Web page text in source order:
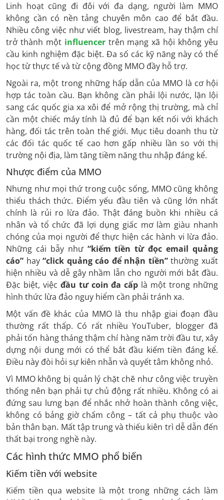
Linh hoạt cũng đi đôi với đa dạng, người làm MMO
không cần có nền tảng chuyên môn cao để bắt đầu.
Nhiều công việc như viết blog, livestream, hay thậm chí
trở thành một influencer trên mạng xã hội không yêu
cầu kinh nghiệm đặc biệt. Đa số các kỹ năng này có thể
học từ thực tế và từ cộng đồng MMO đầy hỗ trợ.
Ngoài ra, một trong những hấp dẫn của MMO là cơ hội
hợp tác toàn cầu. Bạn không cần phải lội nước, lặn lội
sang các quốc gia xa xôi để mở rộng thị trường, mà chỉ
cần một chiếc máy tính là đủ để bạn kết nối với khách
hàng, đối tác trên toàn thế giới. Mục tiêu doanh thu từ
các đối tác quốc tế cao hơn gấp nhiều lần so với thị
trường nội địa, làm tăng tiềm năng thu nhập đáng kể.
Nhược điểm của MMO
Nhưng như mọi thứ trong cuộc sống, MMO cũng không
thiếu thách thức. Điểm yếu đầu tiên và cũng lớn nhất
chính là rủi ro lừa đảo. Thật đáng buồn khi nhiều cá
nhân và tổ chức đã lợi dụng giấc mơ làm giàu nhanh
chóng của mọi người để thực hiện các hành vi lừa đảo.
Những cái bẫy như “kiếm tiền từ đọc email quảng
cáo” hay“click quảng cáo để nhận tiền”thường xuất
hiện nhiều và dễ gây nhầm lẫn cho người mới bắt đầu.
Đặc biệt, việc đầu tư coin đa cấp là một trong những
hình thức lừa đảo nguy hiểm cần phải tránh xa.
Một vấn đề khác của MMO là thu nhập giai đoạn đầu
thường rất thấp. Có rất nhiều YouTuber, blogger đã
phải tốn hàng tháng thậm chí hàng năm trời đầu tư, xây
dựng nội dung mới có thể bắt đầu kiếm tiền đáng kể.
Điều này đòi hỏi sự kiên nhẫn và quyết tâm không nhỏ.
Vì MMO không bị quản lý chặt chẽ như công việc truyền
thống nên bạn phải tự chủ động rất nhiều. Không có ai
đứng sau lưng bạn để nhắc nhở hoàn thành công việc,
không có bảng giờ chấm công – tất cả phụ thuộc vào
bản thân bạn. Mất tập trung và thiếu kiên trì dễ dẫn đến
thất bại trong nghề này.
Các hình thức MMO phổ biến
Kiếm tiền với website
Kiếm tiền qua website là một trong những cách làm